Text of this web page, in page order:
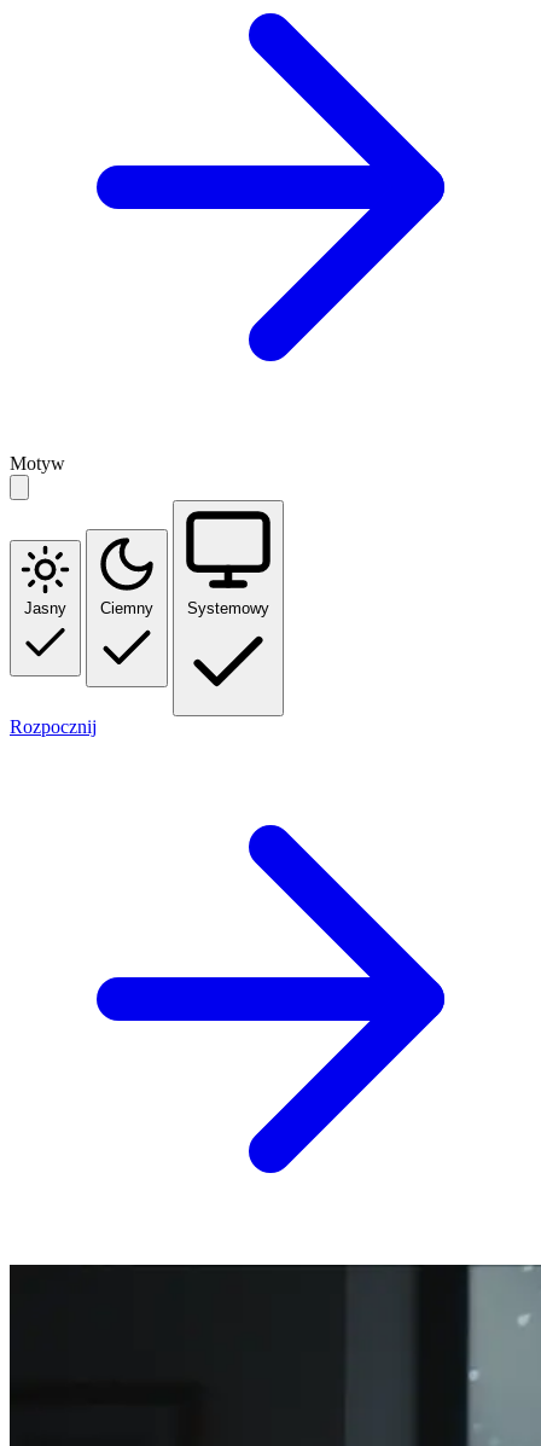
Motyw
Jasny Ciemny Systemowy
Rozpocznij